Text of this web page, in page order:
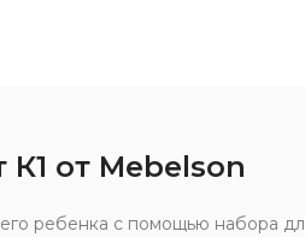
от Mebelson
ребенка с помощью набора